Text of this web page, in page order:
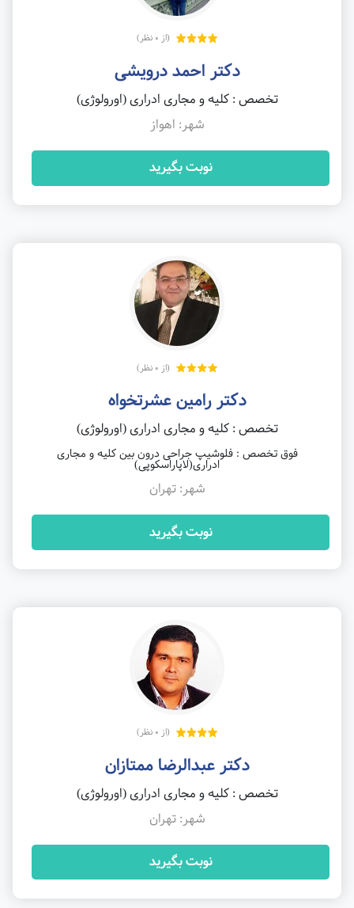
(از 0 نظر)
دکتر احمد درویشی
تخصص : کلیه و مجاری ادراری (اورولوژی)
شهر: اهواز
نوبت بگیرید
(از 0 نظر)
دکتر رامین عشرتخواه
تخصص : کلیه و مجاری ادراری (اورولوژی)
فوق تخصص : فلوشیپ جراحی درون بین کلیه و مجاری
ادراری(لاپاراسکوپی)
شهر: تهران
نوبت بگیرید
(از 0 نظر)
دکتر عبدالرضا ممتازان
تخصص : کلیه و مجاری ادراری (اورولوژی)
شهر: تهران
نوبت بگیرید